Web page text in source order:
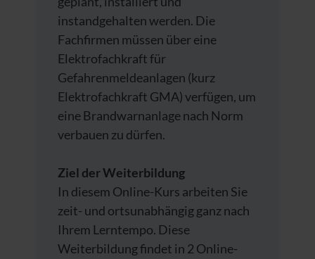
instandgehalten werden. Die
Fachfirmen müssen über eine
Elektrofachkraft für
Gefahrenmeldeanlagen (kurz
Elektrofachkraft GMA) verfügen, um
eine Brandwarnanlage nach Norm
verbauen zu dürfen.
Ziel der Weiterbildung
In diesem Online-Kurs arbeiten Sie
zeit- und ortsunabhängig ganz nach
Ihrem Lerntempo. Diese
Weiterbildung findet in 2 Online-